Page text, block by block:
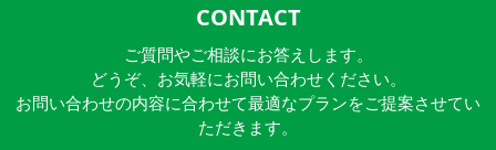
CONTACT
ご質問やご相談にお答えします。
どうぞ、お気軽にお問い合わせください。
お問い合わせの内容に合わせて最適なプランをご提案させてい
ただきます。